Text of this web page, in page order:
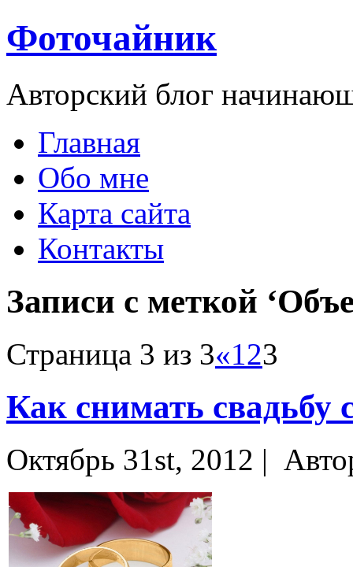
Фоточайник
Авторский блог
Главная
Обо мне
Карта сайта
Контакты
Записи с меткой
Страница 3 из 3«123
Как снимать
Октябрь 31st, 2012 |